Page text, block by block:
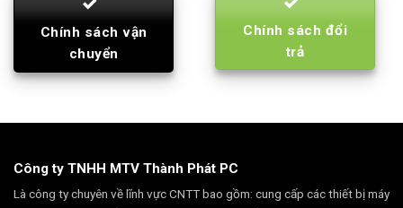
Chính sách vận
chuyển
Chính sách đổi
trả
Công ty TNHH MTV Thành Phát PC
Là công ty chuyên về lĩnh vực CNTT bao gồm: cung cấp các thiết bị máy